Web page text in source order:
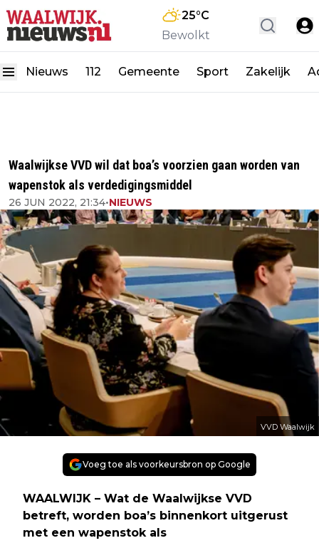
25°C
Bewolkt
Nieuws 112 Gemeente Sport Zakelijk
Waalwijkse VVD wil dat boa’s voorzien gaan worden van
wapenstok als verdedigingsmiddel
26 JUN 2022, 21:34•NIEUWS
VVD Waalwijk
Voeg toe als voorkeursbron op Google
WAALWIJK – Wat de Waalwijkse VVD
betreft, worden boa’s binnenkort uitgerust
met een wapenstok als